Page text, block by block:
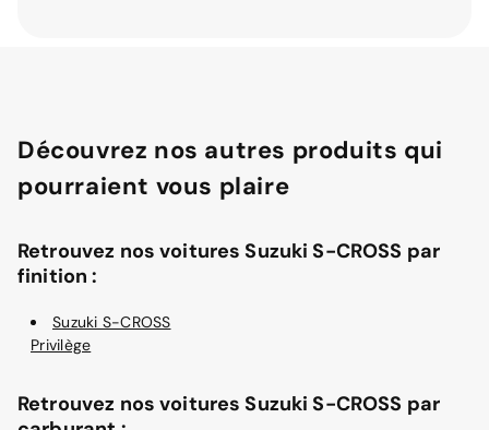
Découvrez nos autres produits qui
pourraient vous plaire
Retrouvez nos voitures Suzuki S-CROSS par
finition :
Suzuki S-CROSS
Privilège
Retrouvez nos voitures Suzuki S-CROSS par